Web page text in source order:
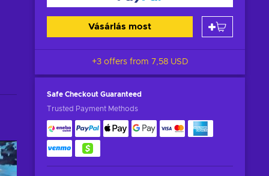
Vásárlás most
+3 offers from 7,58 USD
Safe Checkout Guaranteed
Trusted Payment Methods